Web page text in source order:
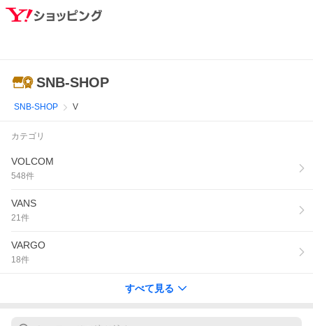
SNB-SHOP
SNB-SHOP V
カテゴリ
VOLCOM
548件
VANS
21件
VARGO
18件
すべて見る